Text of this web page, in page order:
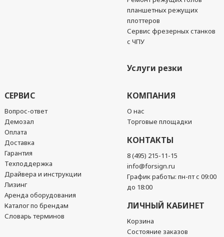
планшетных режущих
плоттеров
Сервис фрезерных станков
с ЧПУ
Услуги резки
СЕРВИС
Вопрос-ответ
Демозал
Оплата
Доставка
Гарантия
Техподдержка
Драйвера и инструкции
Лизинг
Аренда оборудования
Каталог по брендам
Словарь терминов
КОМПАНИЯ
О нас
Торговые площадки
КОНТАКТЫ
8 (495) 215-11-15
info@forsign.ru
График работы: пн-пт с 09:00
до 18:00
ЛИЧНЫЙ КАБИНЕТ
Корзина
Состояние заказов